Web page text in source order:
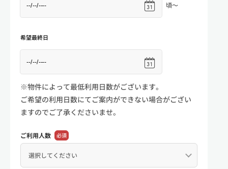
頃～
希望最終日
※物件によって最低利用日数がございます。
ご希望の利用日数にてご案内ができない場合がござい
ますのでご了承くださいませ。
ご利用人数 必須